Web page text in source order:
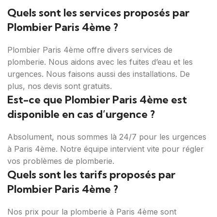
Quels sont les services proposés par
Plombier Paris 4ème ?
Plombier Paris 4ème offre divers services de
plomberie. Nous aidons avec les fuites d’eau et les
urgences. Nous faisons aussi des installations. De
plus, nos devis sont gratuits.
Est-ce que Plombier Paris 4ème est
disponible en cas d’urgence ?
Absolument, nous sommes là 24/7 pour les urgences
à Paris 4ème. Notre équipe intervient vite pour régler
vos problèmes de plomberie.
Quels sont les tarifs proposés par
Plombier Paris 4ème ?
Nos prix pour la plomberie à Paris 4ème sont